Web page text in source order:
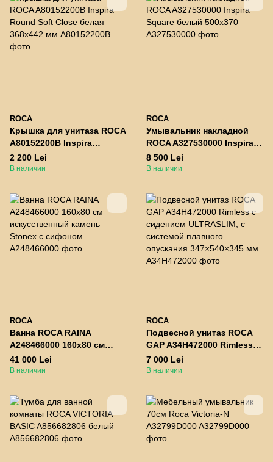
ROCA
Крышка для унитаза ROCA
A80152200B Inspira
Round Soft Close белая
368х442 мм
2 200 Lei
В наличии
ROCA
Умывальник накладной
ROCA A327530000 Inspira
Square белый 500x370
8 500 Lei
В наличии
ROCA
Ванна ROCA RAINA
A248466000 160x80 см
искусственный камень
Stonex с сифоном
41 000 Lei
В наличии
ROCA
Подвесной унитаз ROCA
GAP A34H472000 Rimless с
сидением ULTRASLIM, с
системой плавного
7 000 Lei
В наличии